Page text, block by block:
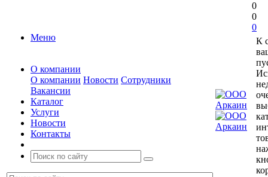
Меню
О компании
О компании Новости Сотрудники
Вакансии
Каталог
Услуги
Новости
Контакты
0
0
0
К